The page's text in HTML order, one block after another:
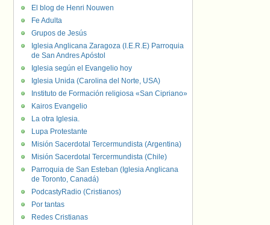
El blog de Henri Nouwen
Fe Adulta
Grupos de Jesús
Iglesia Anglicana Zaragoza (I.E.R.E) Parroquia
de San Andres Apóstol
Iglesia según el Evangelio hoy
Iglesia Unida (Carolina del Norte, USA)
Instituto de Formación religiosa «San Cipriano»
Kairos Evangelio
La otra Iglesia.
Lupa Protestante
Misión Sacerdotal Tercermundista (Argentina)
Misión Sacerdotal Tercermundista (Chile)
Parroquia de San Esteban (Iglesia Anglicana
de Toronto, Canadá)
PodcastyRadio (Cristianos)
Por tantas
Redes Cristianas